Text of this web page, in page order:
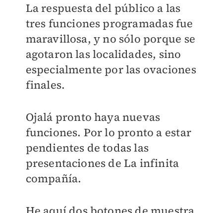
La respuesta del público a las
tres funciones programadas fue
maravillosa, y no sólo porque se
agotaron las localidades, sino
especialmente por las ovaciones
finales.
Ojalá pronto haya nuevas
funciones. Por lo pronto a estar
pendientes de todas las
presentaciones de La infinita
compañía.